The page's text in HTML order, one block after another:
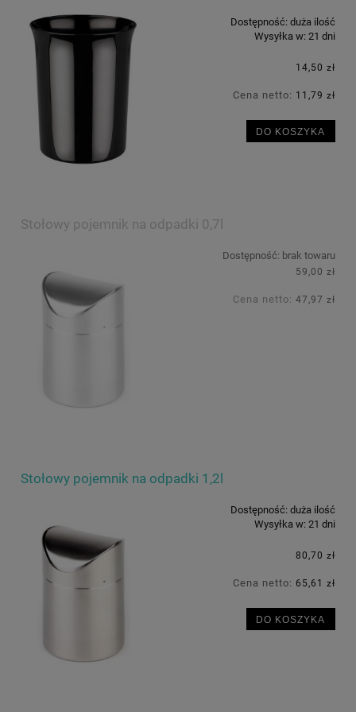
Dostępność: duża ilość
Wysyłka w: 21 dni
14,50 zł
Cena netto: 11,79 zł
DO KOSZYKA
Stołowy pojemnik na odpadki 0,7l
Dostępność: brak towaru
59,00 zł
Cena netto: 47,97 zł
Stołowy pojemnik na odpadki 1,2l
Dostępność: duża ilość
Wysyłka w: 21 dni
80,70 zł
Cena netto: 65,61 zł
DO KOSZYKA